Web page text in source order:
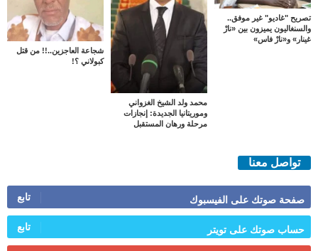
تصريح "غاديو" غير موفق..
والسنغاليون يميزون بين «نارْ
غينار» و«نارْ فاس»
محمد ولد الشيخ الغزواني
وموريتانيا الجديدة: إنجازات
مرحلة ورهان المستقبل
شجاعة العاجزين..!! من قتل
كبولاني ؟!
تواصل معنا
صفحة صوتك على الفيسبوك تابع
حساب صوتك على تويتر تابع